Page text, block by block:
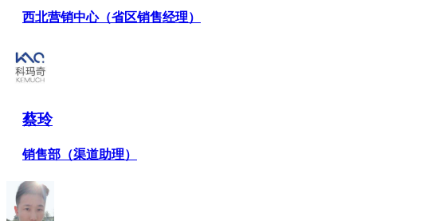
西北营销中心（省区销售经理）
蔡玲
销售部（渠道助理）